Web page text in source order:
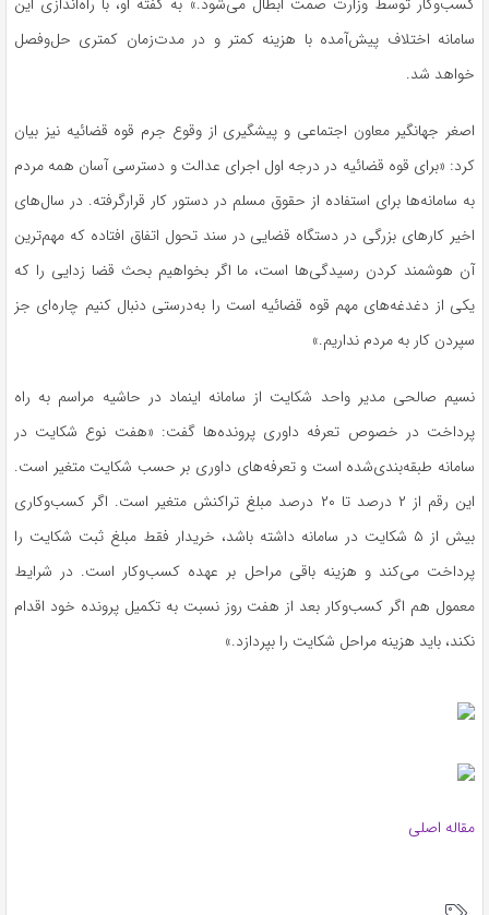
سامانه اختلاف پیش‌آمده با هزینه کمتر و در مدت‌زمان کمتری حل‌وفصل
خواهد شد.
اصغر جهانگیر معاون اجتماعی و پیشگیری از وقوع جرم قوه قضائیه نیز بیان
کرد: «برای قوه قضائیه در درجه اول اجرای عدالت و دسترسی آسان همه مردم
به سامانه‌ها برای استفاده از حقوق مسلم در دستور کار قرارگرفته. در سال‌های
اخیر کارهای بزرگی در دستگاه قضایی در سند تحول اتفاق افتاده که مهم‌ترین
آن هوشمند کردن رسیدگی‌ها است، ما اگر بخواهیم بحث قضا زدایی را که
یکی از دغدغه‌های مهم قوه قضائیه است را به‌درستی دنبال کنیم چاره‌ای جز
سپردن کار به مردم نداریم.»
نسیم صالحی مدیر واحد شکایت از سامانه اینماد در حاشیه مراسم به راه
پرداخت در خصوص تعرفه داوری پرونده‌ها گفت: «هفت نوع شکایت در
سامانه طبقه‌بندی‌شده است و تعرفه‌های داوری بر حسب شکایت متغیر است.
این رقم از ۲ درصد تا ۲۰ درصد مبلغ تراکنش متغیر است. اگر کسب‌وکاری
بیش از ۵ شکایت در سامانه داشته باشد، خریدار فقط مبلغ ثبت شکایت را
پرداخت می‌کند و هزینه باقی مراحل بر عهده کسب‌وکار است. در شرایط
معمول هم اگر کسب‌وکار بعد از هفت روز نسبت به تکمیل پرونده خود اقدام
نکند، باید هزینه مراحل شکایت را بپردازد.»
مقاله اصلی